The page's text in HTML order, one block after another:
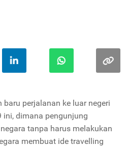
perjalanan ke luar negeri
ini, dimana pengunjung
tanpa harus melakukan
membuat ide travelling